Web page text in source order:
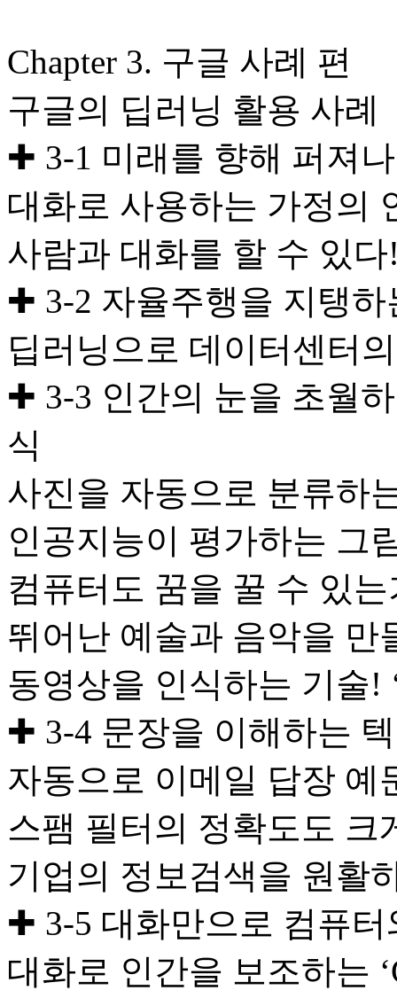
Chapter 3. 구글 사례 편
구글의 딥러닝 활용 사례
✚ 3-1 미래를 향해 퍼져
대화로 사용하는 가정의
사람과 대화를 할 수 있다
✚ 3-2 자율주행을 지탱하
딥러닝으로 데이터센터
✚ 3-3 인간의 눈을 초월
식
사진을 자동으로 분류하
인공지능이 평가하는 그
컴퓨터도 꿈을 꿀 수 있는
뛰어난 예술과 음악을 만
동영상을 인식하는 기술!
✚ 3-4 문장을 이해하는
자동으로 이메일 답장 예
스팸 필터의 정확도도 크
기업의 정보검색을 원활
✚ 3-5 대화만으로 컴퓨터
대화로 인간을 보조하는